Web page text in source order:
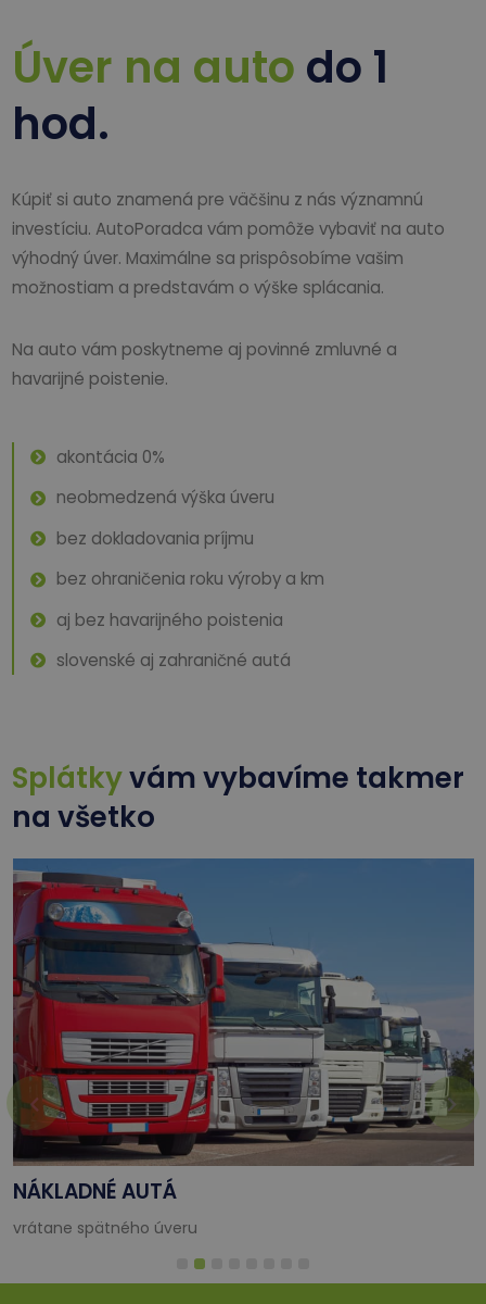
Úver na auto do 1
hod.
Kúpiť si auto znamená pre väčšinu z nás významnú
investíciu. AutoPoradca vám pomôže vybaviť na auto
výhodný úver. Maximálne sa prispôsobíme vašim
možnostiam a predstavám o výške splácania.
Na auto vám poskytneme aj povinné zmluvné a
havarijné poistenie.
akontácia 0%
neobmedzená výška úveru
bez dokladovania príjmu
bez ohraničenia roku výroby a km
aj bez havarijného poistenia
slovenské aj zahraničné autá
Splátkyvám vybavíme takmer
na všetko
NÁKLADNÉ AUTÁ
vrátane spätného úveru